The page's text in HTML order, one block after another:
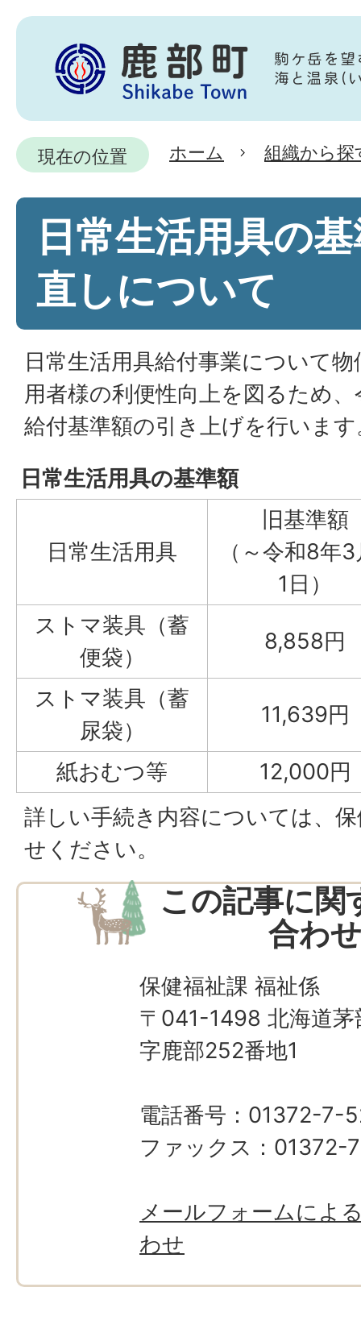
現在の位置 ホーム 組織から探
日常生活用具の
直しについて
日常生活用具給付事業について
用者様の利便性向上を図るため
給付基準額の引き上げを行います
日常生活用具の基準額
日常生活用具
旧基準額
（～令和8年
1日）
ストマ装具（蓄
便袋）
8,858円
ストマ装具（蓄
尿袋）
11,639円
紙おむつ等
12,000円
詳しい手続き内容については、
せください。
この記事に関
合わ
保健福祉課 福祉係
〒041-1498 北海道茅
字鹿部252番地1
電話番号：01372-7-
ファックス：01372-
メールフォームによ
わせ